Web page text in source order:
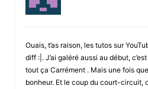
Ouais, t’as raison, les tutos sur
diff :|. J’ai galéré aussi au début,
tout ça Carrément . Mais une fois que
bonheur. Et le coup du court-circuit,